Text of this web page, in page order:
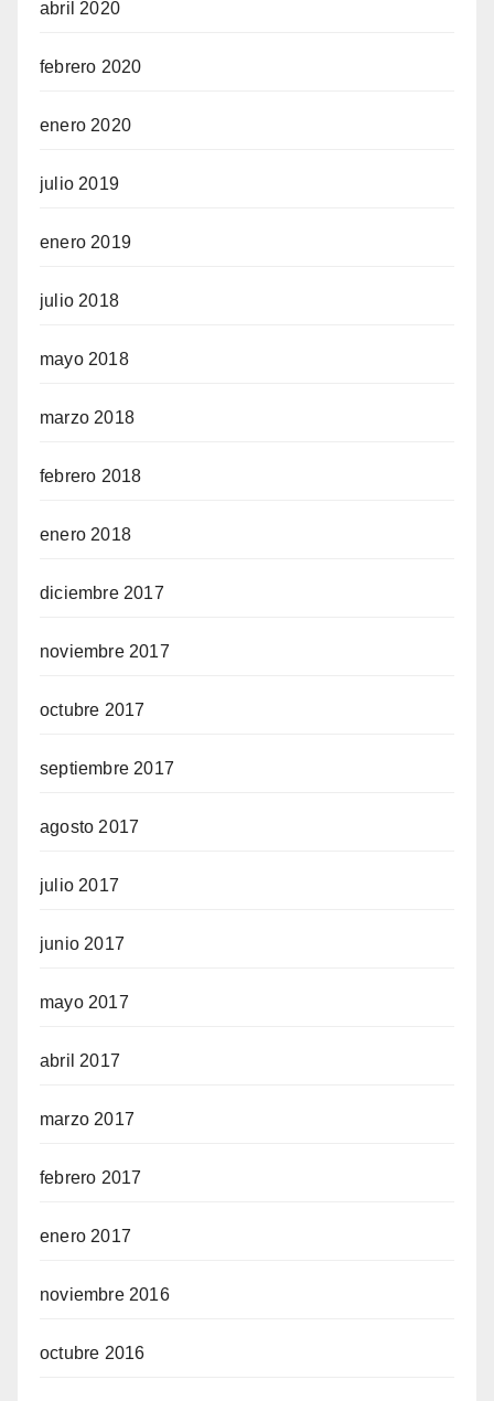
abril 2020
febrero 2020
enero 2020
julio 2019
enero 2019
julio 2018
mayo 2018
marzo 2018
febrero 2018
enero 2018
diciembre 2017
noviembre 2017
octubre 2017
septiembre 2017
agosto 2017
julio 2017
junio 2017
mayo 2017
abril 2017
marzo 2017
febrero 2017
enero 2017
noviembre 2016
octubre 2016